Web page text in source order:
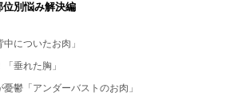
位別悩み解決編
中についたお肉」
「垂れた胸」
憂鬱「アンダーバストのお肉」